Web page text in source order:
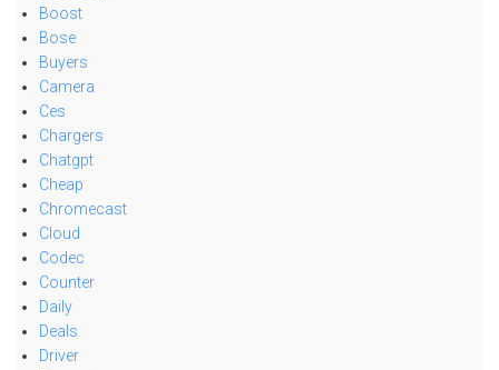
Boost
Bose
Buyers
Camera
Ces
Chargers
Chatgpt
Cheap
Chromecast
Cloud
Codec
Counter
Daily
Deals
Driver